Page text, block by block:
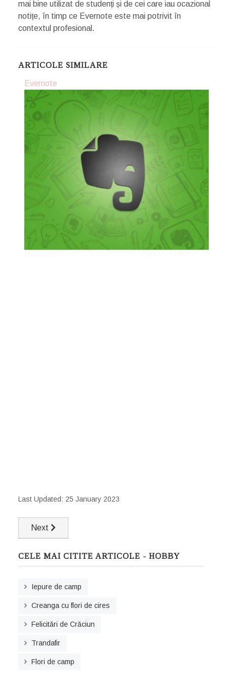
mai bine utilizat de studenți și de cei care iau ocazional
notițe, în timp ce Evernote este mai potrivit în
contextul profesional.
ARTICOLE SIMILARE
Evernote
Last Updated: 25 January 2023
Next article: Sharenting - cum poate fi afectat viitorul
Next
CELE MAI CITITE ARTICOLE - HOBBY
Iepure de camp
Creanga cu flori de cires
Felicitări de Crăciun
Trandafir
Flori de camp